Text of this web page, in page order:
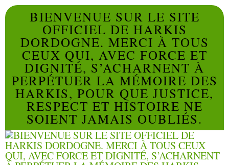
BIENVENUE SUR LE SITE
OFFICIEL DE HARKIS
DORDOGNE. MERCI À TOUS
CEUX QUI, AVEC FORCE ET
DIGNITÉ, S’ACHARNENT À
PERPÉTUER LA MÉMOIRE DES
HARKIS, POUR QUE JUSTICE,
RESPECT ET HISTOIRE NE
SOIENT JAMAIS OUBLIÉS.